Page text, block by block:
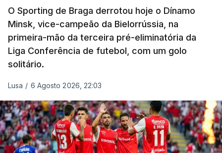
O Sporting de Braga derrotou hoje o Dínamo
Minsk, vice-campeão da Bielorrússia, na
primeira-mão da terceira pré-eliminatória da
Liga Conferência de futebol, com um golo
solitário.
Lusa / 6 Agosto 2026, 22:03